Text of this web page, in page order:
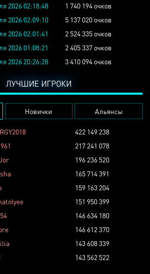
2026 02:18:48
1 740 194 очков
2026 02:09:10
5 137 020 очков
2026 02:01:41
2 524 335 очков
2026 01:08:21
2 405 337 очков
2026 20:26:28 3 410 094 очков
ЛУЧШИЕ ИГРОКИ
Новички Альянсы
422 149 238
217 241 078
196 236 520
165 714 391
159 163 204
151 950 399
146 634 180
146 612 370
143 608 339
143 562 522